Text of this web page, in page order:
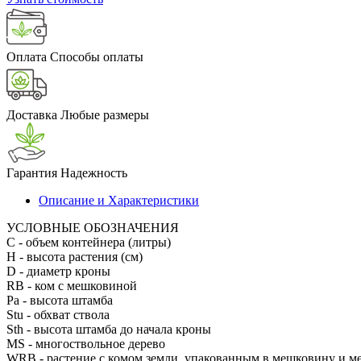
Оплата Способы оплаты
Доставка Любые размеры
Гарантия Надежность
Описание и Характеристики
УСЛОВНЫЕ ОБОЗНАЧЕНИЯ
С - объем контейнера (литры)
H - высота растения (см)
D - диаметр кроны
RB - ком с мешковиной
Pa - высота штамба
Stu - обхват ствола
Sth - высота штамба до начала кроны
MS - многоствольное дерево
WRB - растение с комом земли, упакованным в мешковину и